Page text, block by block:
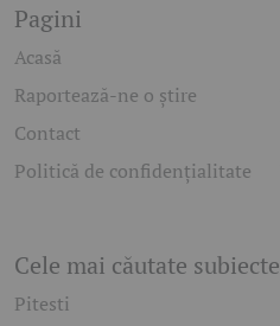
Pagini
Acasă
Raportează-ne o știre
Contact
Politică de confidențialitate
Cele mai căutate subiecte
Pitesti